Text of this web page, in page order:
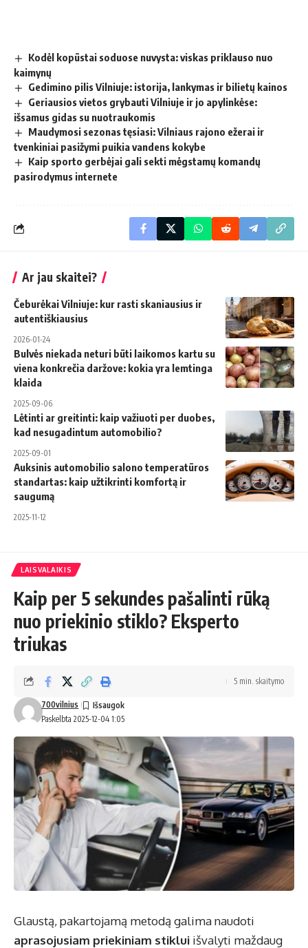
Kodėl kopūstai soduose nuvysta: viskas priklauso nuo
kaimynų
Gedimino pilis Vilniuje: istorija, lankymas ir bilietų kainos
Geriausios vietos grybauti Vilniuje ir jo apylinkėse:
išsamus gidas su nuotraukomis
Maudymosi sezonas tęsiasi: Vilniaus rajono ežerai ir
tvenkiniai pasižymi puikia vandens kokybe
Kaip sporto gerbėjai gali sekti mėgstamų komandų
pasirodymus internete
Ar jau skaitei?
Čeburėkai Vilniuje: kur rasti skaniausius ir
autentiškiausius
2026-01-24
Bulvės niekada neturi būti laikomos kartu su
viena konkrečia daržove: kokia yra lemtinga
klaida
2025-09-06
Lėtinti ar greitinti: kaip važiuoti per duobes,
kad nesugadintum automobilio?
2025-09-01
Auksinis automobilio salono temperatūros
standartas: kaip užtikrinti komfortą ir
saugumą
2025-11-12
LAISVALAIKIS
Kaip per 5 sekundes pašalinti rūką
nuo priekinio stiklo? Eksperto
triukas
Paskelbta 2025-12-04 1:05
700vilnius
5 min. skaitymo
Glaustą, pakartojamą metodą galima naudoti
aprasojusiam priekiniam stiklui išvalyti maždaug